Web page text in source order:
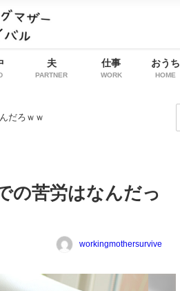
夫
PARTNER
仕事
WORK
おうち
HOME
だろｗｗ
の苦労はなんだっ
workingmothersurvive